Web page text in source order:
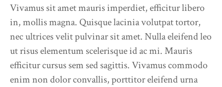
Vivamus sit amet mauris imperdiet, efficitur libero
in, mollis magna. Quisque lacinia volutpat tortor,
nec ultrices velit pulvinar sit amet. Nulla eleifend leo
ut risus elementum scelerisque id ac mi. Mauris
efficitur cursus sem sed sagittis. Vivamus commodo
enim non dolor convallis, porttitor eleifend urna